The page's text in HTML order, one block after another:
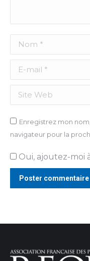
Nom *
E-mail *
Site Web
Enregistrez mon
navigateur pour la
Oui, ajoutez-moi
Poster commentaire